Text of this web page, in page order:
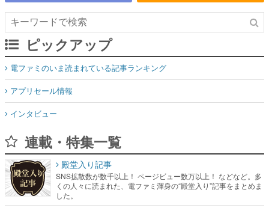
ピックアップ
電ファミのいま読まれている記事ランキング
アプリセール情報
インタビュー
連載・特集一覧
殿堂入り記事
SNS拡散数が数千以上！ ページビュー数万以上！ などなど。多
くの人々に読まれた、電ファミ渾身の“殿堂入り”記事をまとめま
した。